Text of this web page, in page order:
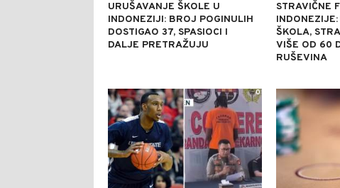
URUŠAVANJE ŠKOLE U
INDONEZIJI: BROJ POGINULIH
DOSTIGAO 37, SPASIOCI I
DALJE PRETRAŽUJU
STRAVIČNE
ŠKOLA,
VIŠE OD 60
RUŠEVINA
0